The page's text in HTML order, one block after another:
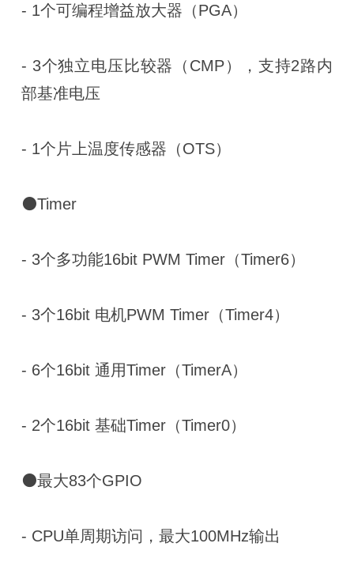
- 1个可编程增益放大器（PGA）
- 3个独立电压比较器（CMP），支持2路内
部基准电压
- 1个片上温度传感器（OTS）
⚫Timer
- 3个多功能16bit PWM Timer（Timer6）
- 3个16bit 电机PWM Timer（Timer4）
- 6个16bit 通用Timer（TimerA）
- 2个16bit 基础Timer（Timer0）
⚫最大83个GPIO
- CPU单周期访问，最大100MHz输出